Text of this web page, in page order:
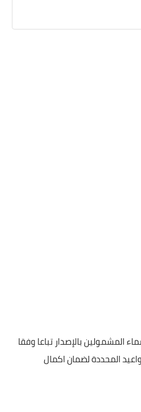
المشمولين بالإصدار تباعا وفقا
المحددة لضمان اكمال